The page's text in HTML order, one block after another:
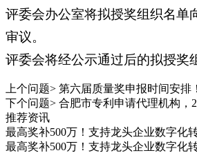
评委会办公室将拟授奖组织名单
审议。
评委会将经公示通过后的拟授奖
上个问题> 第六届质量奖申报时间安排
下个问题> 合肥市专利申请代理机构，
推荐资讯
最高奖补500万！支持龙头企业数字化
最高奖补500万！支持龙头企业数字化